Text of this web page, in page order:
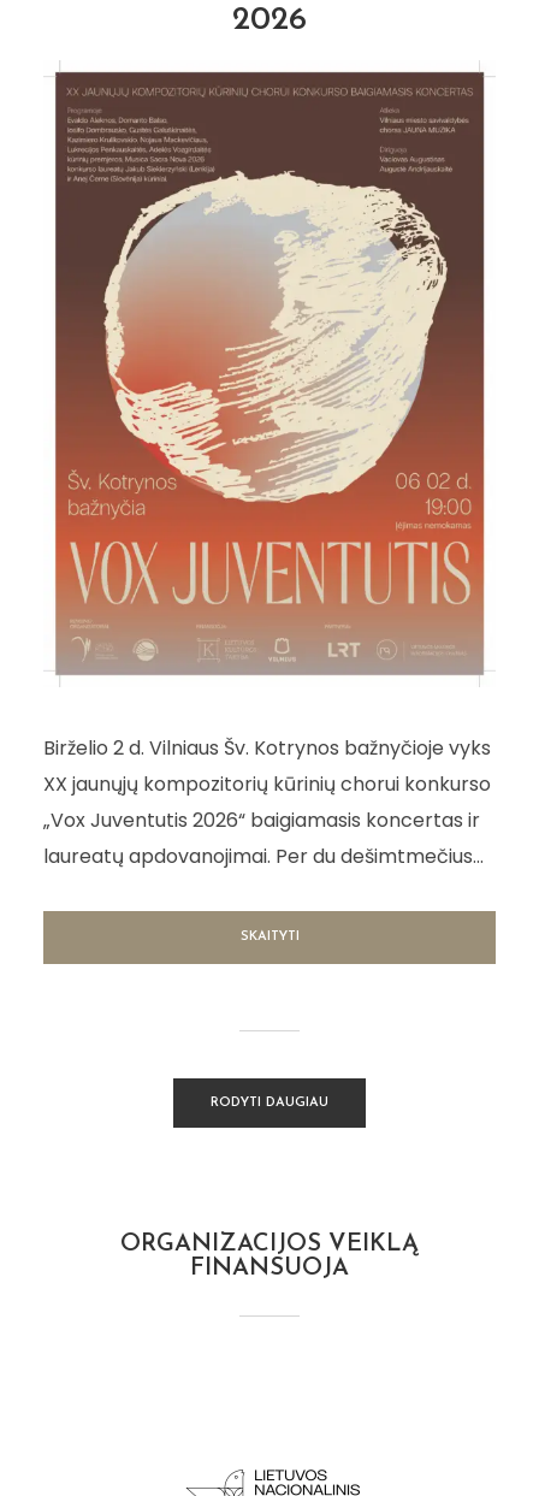
2026
Birželio 2 d. Vilniaus Šv. Kotrynos bažnyčioje vyks
XX jaunųjų kompozitorių kūrinių chorui konkurso
„Vox Juventutis 2026“ baigiamasis koncertas ir
laureatų apdovanojimai. Per du dešimtmečius...
SKAITYTI
RODYTI DAUGIAU
ORGANIZACIJOS VEIKLĄ
FINANSUOJA